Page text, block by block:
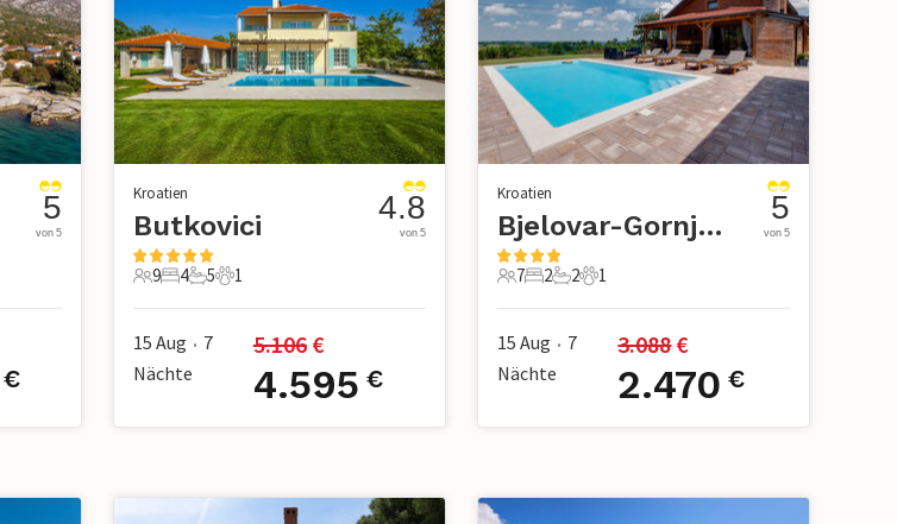
5
von 5
€
Kroatien
Butkovici
9 Gäste
9
4 Schlafzimmer
4
5 Badezimmer
5
1 Haustier
1
4.8
von 5
15 Aug • 7
Nächte
5.106 €
4.595 €
Kroatien
Bjelovar-Gornje Plavnice
7 Gäste
7
2 Schlafzimmer
2
2 Badezimmer
2
1 Haustier
1
5
von 5
15 Aug • 7
Nächte
3.088 €
2.470 €